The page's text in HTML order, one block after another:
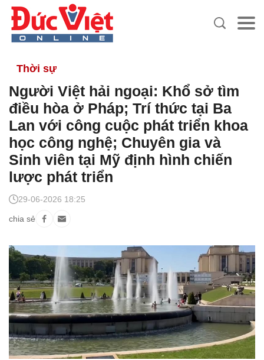
Thời sự
Người Việt hải ngoại: Khổ sở tìm
điều hòa ở Pháp; Trí thức tại Ba
Lan với công cuộc phát triển khoa
học công nghệ; Chuyên gia và
Sinh viên tại Mỹ định hình chiến
lược phát triển
chia sẻ
29-06-2026 18:25